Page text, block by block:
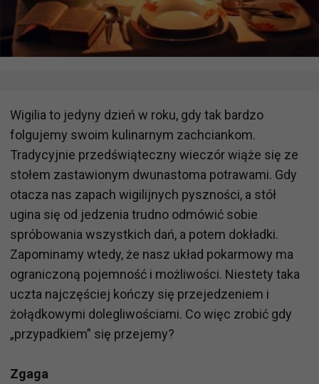
Wigilia to jedyny dzień w roku, gdy tak bardzo
folgujemy swoim kulinarnym zachciankom.
Tradycyjnie przedświąteczny wieczór wiąże się ze
stołem zastawionym dwunastoma potrawami. Gdy
otacza nas zapach wigilijnych pyszności, a stół
ugina się od jedzenia trudno odmówić sobie
spróbowania wszystkich dań, a potem dokładki.
Zapominamy wtedy, że nasz układ pokarmowy ma
ograniczoną pojemność i możliwości. Niestety taka
uczta najczęściej kończy się przejedzeniem i
żołądkowymi dolegliwościami. Co więc zrobić gdy
„przypadkiem” się przejemy?
Zgaga